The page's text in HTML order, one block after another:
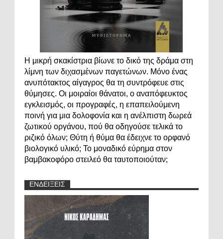
Η μικρή σκακίστρια βίωνε το δικό της δράμα στη
λίμνη των διχασμένων παγετώνων. Μόνο ένας
ανυπότακτος αίγαγρος θα τη συντρόφευε στις
θύμησες. Οι μοιραίοι θάνατοι, ο αναπόφευκτος
εγκλεισμός, οι προγραφές, η επαπειλούμενη
ποινή για μια δολοφονία και η ανέλπιστη δωρεά
ζωτικού οργάνου, πού θα οδηγούσε τελικά το
ριζικό όλων; Θύτη ή θύμα θα έδειχνε το ορφανό
βιολογικό υλικό; Το μοναδικό εύρημα στον
βαμβακοφόρο στειλεό θα ταυτοποιούταν;
ΕΝΔΕΙΞΕΙΣ